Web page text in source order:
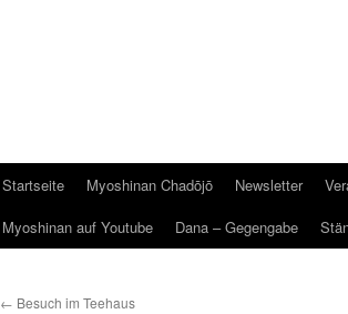
Startseite Myoshinan Chadōjō Newsletter
Myoshinan auf Youtube
Dana – Gegengabe
← Besuch im Teehaus